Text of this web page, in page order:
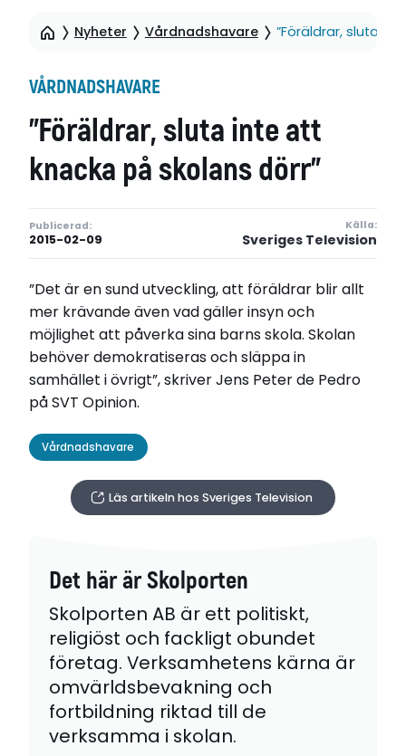
Nyheter Vårdnadshavare ”Föräldrar, sluta
VÅRDNADSHAVARE
”Föräldrar, sluta inte att
knacka på skolans dörr”
Publicerad:
2015-02-09
Källa:
Sveriges Television
”Det är en sund utveckling, att föräldrar blir allt
mer krävande även vad gäller insyn och
möjlighet att påverka sina barns skola. Skolan
behöver demokratiseras och släppa in
samhället i övrigt”, skriver Jens Peter de Pedro
på SVT Opinion.
Vårdnadshavare
Läs artikeln hos Sveriges Television
Det här är Skolporten
Skolporten AB är ett politiskt,
religiöst och fackligt obundet
företag. Verksamhetens kärna är
omvärldsbevakning och
fortbildning riktad till de
verksamma i skolan.